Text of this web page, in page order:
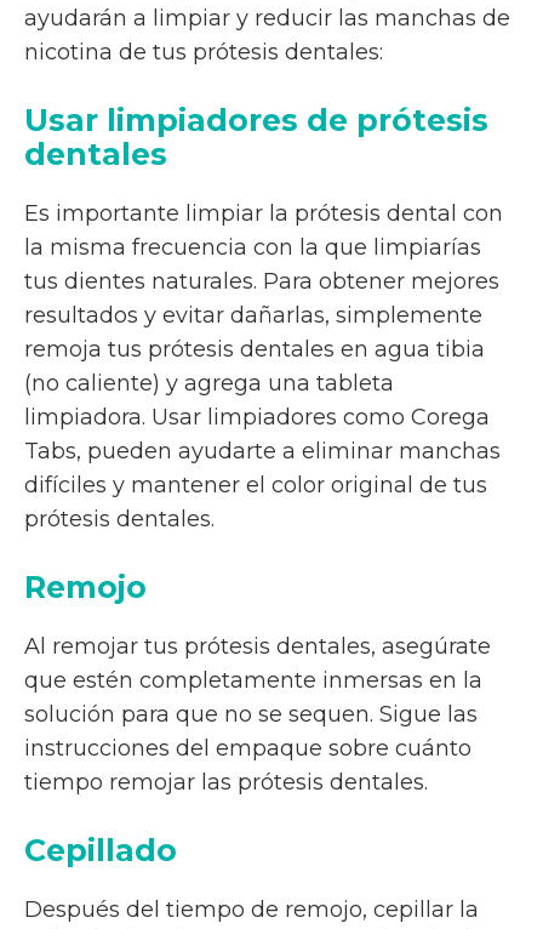
ayudarán a limpiar y reducir las manchas de
nicotina de tus prótesis dentales:
Usar limpiadores de prótesis
dentales
Es importante limpiar la prótesis dental con
la misma frecuencia con la que limpiarías
tus dientes naturales. Para obtener mejores
resultados y evitar dañarlas, simplemente
remoja tus prótesis dentales en agua tibia
(no caliente) y agrega una tableta
limpiadora. Usar limpiadores como Corega
Tabs, pueden ayudarte a eliminar manchas
difíciles y mantener el color original de tus
prótesis dentales.
Remojo
Al remojar tus prótesis dentales, asegúrate
que estén completamente inmersas en la
solución para que no se sequen. Sigue las
instrucciones del empaque sobre cuánto
tiempo remojar las prótesis dentales.
Cepillado
Después del tiempo de remojo, cepillar la